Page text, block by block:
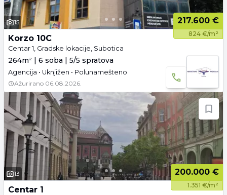
15 217.600 €
824 €/m²
Korzo 10C
Centar 1, Gradske lokacije, Subotica
264m² | 6 soba | 5/5 spratova
Agencija • Uknjižen • Polunamešteno
Ažurirano 06.08.2026.
13 200.000 €
1.351 €/m²
Centar 1